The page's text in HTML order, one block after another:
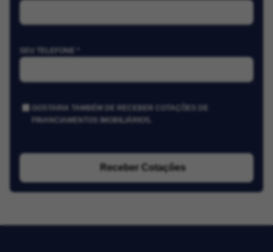
SEU TELEFONE *
GOSTARIA TAMBÉM DE RECEBER COTAÇÕES DE
FINANCIAMENTOS IMOBILIÁRIOS.
Receber Cotações